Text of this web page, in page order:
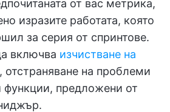
от вас метрика,
изразите работата, която
за серия от спринтове.
включва изчистване на
, отстраняване на проблеми
функции, предложени от